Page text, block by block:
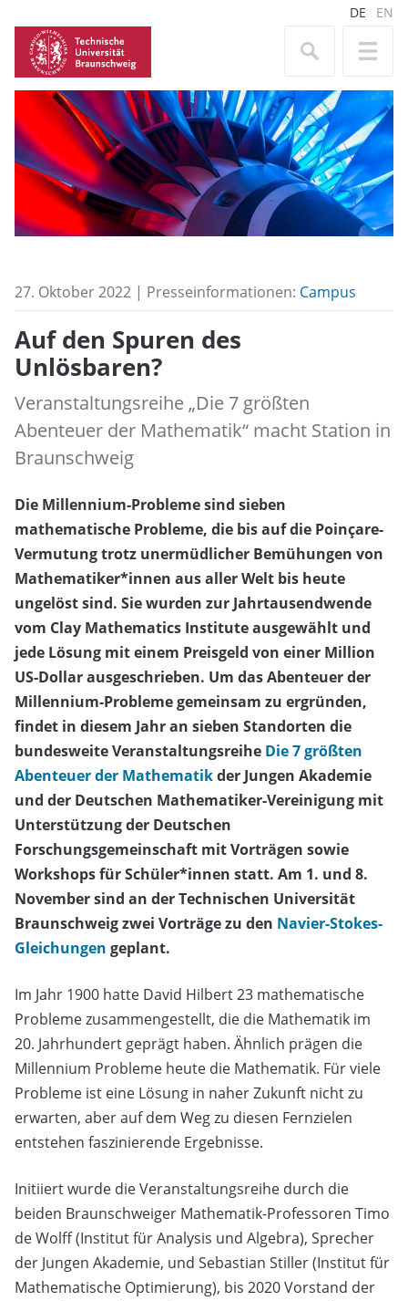
DE EN
27. Oktober 2022 | Presseinformationen: Campus
Auf den Spuren des
Unlösbaren?
Veranstaltungsreihe „Die 7 größten
Abenteuer der Mathematik“ macht Station in
Braunschweig
Die Millennium-Probleme sind sieben
mathematische Probleme, die bis auf die Poinçare-
Vermutung trotz unermüdlicher Bemühungen von
Mathematiker*innen aus aller Welt bis heute
ungelöst sind. Sie wurden zur Jahrtausendwende
vom Clay Mathematics Institute ausgewählt und
jede Lösung mit einem Preisgeld von einer Million
US-Dollar ausgeschrieben. Um das Abenteuer der
Millennium-Probleme gemeinsam zu ergründen,
findet in diesem Jahr an sieben Standorten die
bundesweite Veranstaltungsreihe Die 7 größten
Abenteuer der Mathematikder Jungen Akademie
und der Deutschen Mathematiker-Vereinigung mit
Unterstützung der Deutschen
Forschungsgemeinschaft mit Vorträgen sowie
Workshops für Schüler*innen statt. Am 1. und 8.
November sind an der Technischen Universität
Braunschweig zwei Vorträge zu den Navier-Stokes-
Gleichungen geplant.
Im Jahr 1900 hatte David Hilbert 23 mathematische
Probleme zusammengestellt, die die Mathematik im
20. Jahrhundert geprägt haben. Ähnlich prägen die
Millennium Probleme heute die Mathematik. Für viele
Probleme ist eine Lösung in naher Zukunft nicht zu
erwarten, aber auf dem Weg zu diesen Fernzielen
entstehen faszinierende Ergebnisse.
Initiiert wurde die Veranstaltungsreihe durch die
beiden Braunschweiger Mathematik-Professoren Timo
de Wolff (Institut für Analysis und Algebra), Sprecher
der Jungen Akademie, und Sebastian Stiller (Institut für
Mathematische Optimierung), bis 2020 Vorstand der